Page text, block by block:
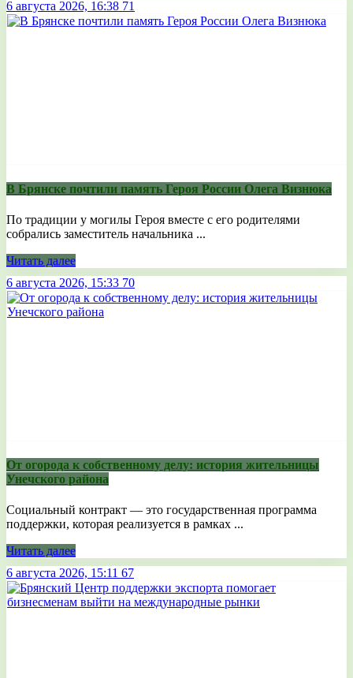
6 августа 2026, 16:38 71
В Брянске почтили память Героя России Олега Визнюка
По традиции у могилы Героя вместе с его родителями
собрались заместитель начальника ...
Читать далее
6 августа 2026, 15:33 70
От огорода к собственному делу: история жительницы
Унечского района
Социальный контракт — это государственная программа
поддержки, которая реализуется в рамках ...
Читать далее
6 августа 2026, 15:11 67